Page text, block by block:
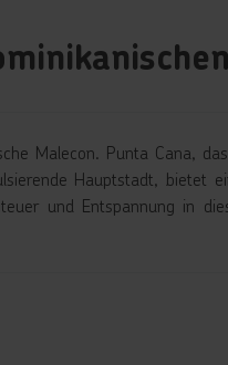
Malecon. Punta Cana,
Hauptstadt, bietet
und Entspannung in